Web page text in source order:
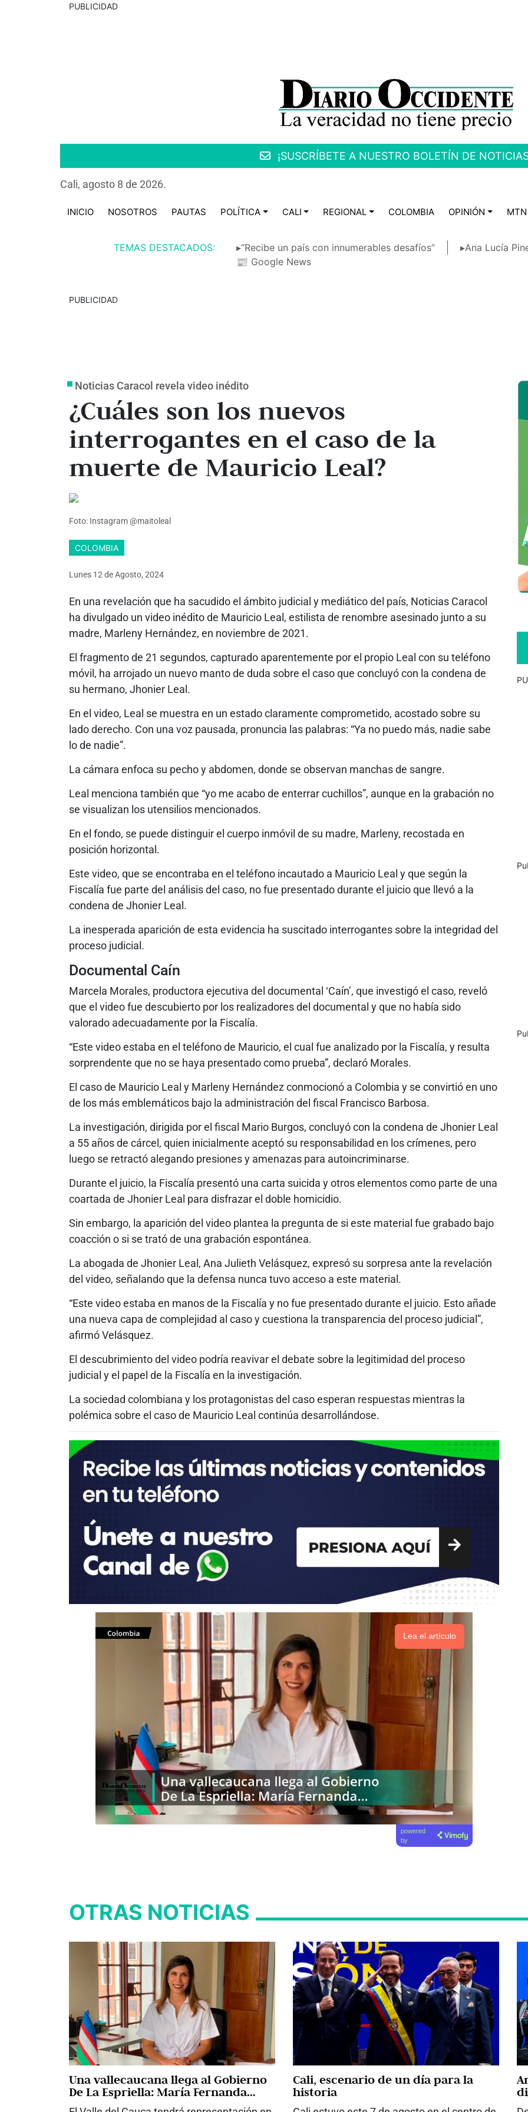
PUBLICIDAD
¡SUSCRÍBETE A NUESTRO BOLETÍN DE
Cali, agosto 8 de 2026.
INICIO NOSOTROS PAUTAS POLÍTICA CALI REGIONAL COLOMBIA OPINIÓN MTN
TEMAS DESTACADOS: ▸“Recibe un país con innumerables desafíos”
▸Ana Lucía
📰 Google News
PUBLICIDAD
Noticias Caracol revela video inédito
¿Cuáles son los nuevos
interrogantes en el caso de la
muerte de Mauricio Leal?
Foto: Instagram @maitoleal
COLOMBIA
Lunes 12 deAgosto, 2024
En una revelación que ha sacudido el ámbito judicial y mediático del país, Noticias Caracol
ha divulgado un video inédito de Mauricio Leal, estilista de renombre asesinado junto a su
madre, Marleny Hernández, en noviembre de 2021.
El fragmento de 21 segundos, capturado aparentemente por el propio Leal con su teléfono
móvil, ha arrojado un nuevo manto de duda sobre el caso que concluyó con la condena de
su hermano, Jhonier Leal.
En el video, Leal se muestra en un estado claramente comprometido, acostado sobre su
lado derecho. Con una voz pausada, pronuncia las palabras: “Ya no puedo más, nadie sabe
lo de nadie”.
La cámara enfoca su pecho y abdomen, donde se observan manchas de sangre.
Leal menciona también que “yo me acabo de enterrar cuchillos”, aunque en la grabación no
se visualizan los utensilios mencionados.
En el fondo, se puede distinguir el cuerpo inmóvil de su madre, Marleny, recostada en
posición horizontal.
Este video, que se encontraba en el teléfono incautado a Mauricio Leal y que según la
Fiscalía fue parte del análisis del caso, no fue presentado durante el juicio que llevó a la
condena de Jhonier Leal.
La inesperada aparición de esta evidencia ha suscitado interrogantes sobre la integridad del
proceso judicial.
Documental Caín
Marcela Morales, productora ejecutiva del documental ‘Caín’, que investigó el caso, reveló
que el video fue descubierto por los realizadores del documental y que no había sido
valorado adecuadamente por la Fiscalía.
“Este video estaba en el teléfono de Mauricio, el cual fue analizado por la Fiscalía, y resulta
sorprendente que no se haya presentado como prueba”, declaró Morales.
El caso de Mauricio Leal y Marleny Hernández conmocionó a Colombia y se convirtió en uno
de los más emblemáticos bajo la administración del fiscal Francisco Barbosa.
La investigación, dirigida por el fiscal Mario Burgos, concluyó con la condena de Jhonier Leal
a 55 años de cárcel, quien inicialmente aceptó su responsabilidad en los crímenes, pero
luego se retractó alegando presiones y amenazas para autoincriminarse.
Durante el juicio, la Fiscalía presentó una carta suicida y otros elementos como parte de una
coartada de Jhonier Leal para disfrazar el doble homicidio.
Sin embargo, la aparición del video plantea la pregunta de si este material fue grabado bajo
coacción o si se trató de una grabación espontánea.
La abogada de Jhonier Leal, Ana Julieth Velásquez, expresó su sorpresa ante la revelación
del video, señalando que la defensa nunca tuvo acceso a este material.
“Este video estaba en manos de la Fiscalía y no fue presentado durante el juicio. Esto añade
una nueva capa de complejidad al caso y cuestiona la transparencia del proceso judicial”,
afirmó Velásquez.
El descubrimiento del video podría reavivar el debate sobre la legitimidad del proceso
judicial y el papel de la Fiscalía en la investigación.
La sociedad colombiana y los protagonistas del caso esperan respuestas mientras la
polémica sobre el caso de Mauricio Leal continúa desarrollándose.
Lea el artículo
powered
by
OTRAS NOTICIAS
Una vallecaucana llega al Gobierno
De La Espriella: María Fernanda
Santa, nueva viceministra de
Cali, escenario de un día para la
historia